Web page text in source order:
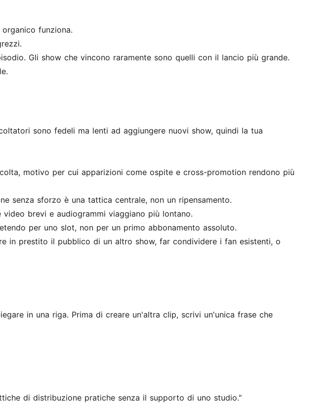
funziona.
Gli show che vincono raramente sono quelli con il lancio più grande.
sono fedeli ma lenti ad aggiungere nuovi show, quindi la tua
motivo per cui apparizioni come ospite e cross-promotion rendono più
senza sforzo è una tattica centrale, non un ripensamento.
brevi e audiogrammi viaggiano più lontano.
per uno slot, non per un primo abbonamento assoluto.
in prestito il pubblico di un altro show, far condividere i fan esistenti, o
in una riga. Prima di creare un'altra clip, scrivi un'unica frase che
di distribuzione pratiche senza il supporto di uno studio."